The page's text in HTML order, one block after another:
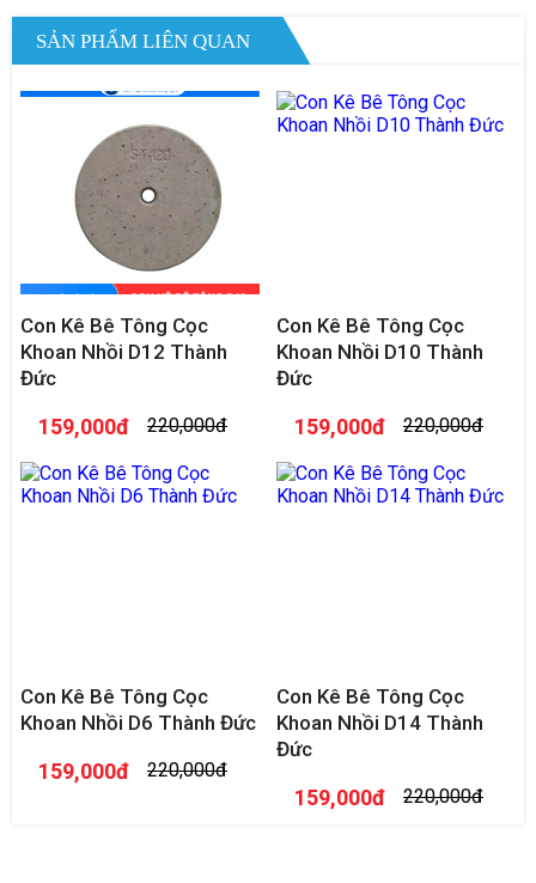
SẢN PHẨM LIÊN QUAN
Con Kê Bê Tông Cọc
Khoan Nhồi D12 Thành
Đức
159,000đ 220,000đ
Con Kê Bê Tông Cọc
Khoan Nhồi D10 Thành
Đức
159,000đ 220,000đ
Con Kê Bê Tông Cọc
Khoan Nhồi D6 Thành Đức
159,000đ 220,000đ
Con Kê Bê Tông Cọc
Khoan Nhồi D14 Thành
Đức
159,000đ 220,000đ